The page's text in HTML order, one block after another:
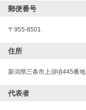
郵便番号
〒 955-8501
住所
新潟県三条市上須頃445番地
代表者